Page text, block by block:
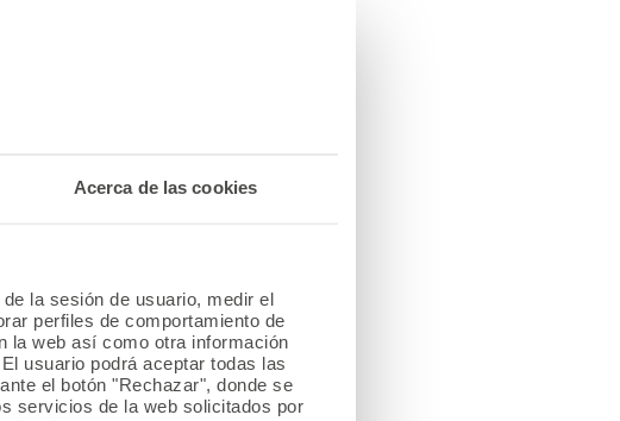
Acerca de las cookies
la sesión de usuario, medir el
perfiles de comportamiento de
la web así como otra información
usuario podrá aceptar todas las
el botón "Rechazar", donde se
servicios de la web solicitados por
énfasis en reconocer el
Honor.
Herrera Gil por “el acierto y
también con el cargo
anuales, acentuando su detalle